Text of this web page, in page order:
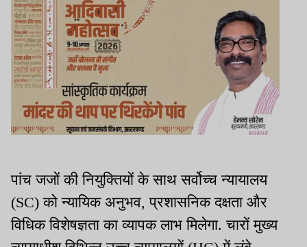
पांच जजों की नियुक्तियों के साथ सर्वोच्च न्यायालय
(SC) को न्यायिक अनुभव, प्रशासनिक दक्षता और
विधिक विशेषज्ञता का व्यापक लाभ मिलेगा. चारों मुख्य